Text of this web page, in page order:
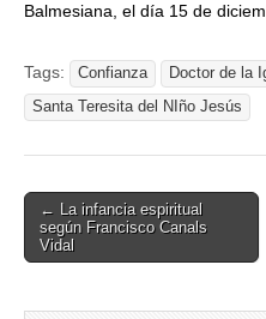
Balmesiana, el día 15 de
Tags: Confianza Doctor de la
Santa Teresita del NIño Jesús
Post
navigation
← La infancia espiritual
según Francisco Canals
Vidal